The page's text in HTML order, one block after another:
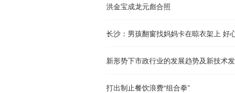
洪金宝成龙元彪合照
长沙：男孩翻窗找妈妈卡在晾衣架上 好
新形势下市政行业的发展趋势及新技术
打出制止餐饮浪费“组合拳”